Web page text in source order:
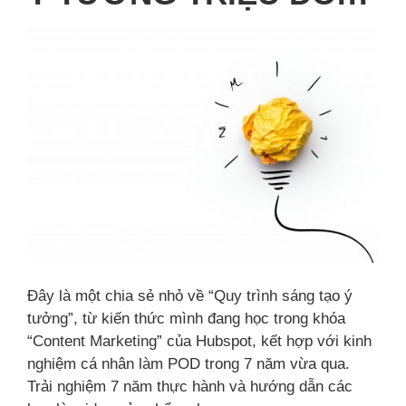
Đây là một chia sẻ nhỏ về “Quy trình sáng tạo ý
tưởng”, từ kiến thức mình đang học trong khóa
“Content Marketing” của Hubspot, kết hợp với kinh
nghiệm cá nhân làm POD trong 7 năm vừa qua.
Trải nghiệm 7 năm thực hành và hướng dẫn các